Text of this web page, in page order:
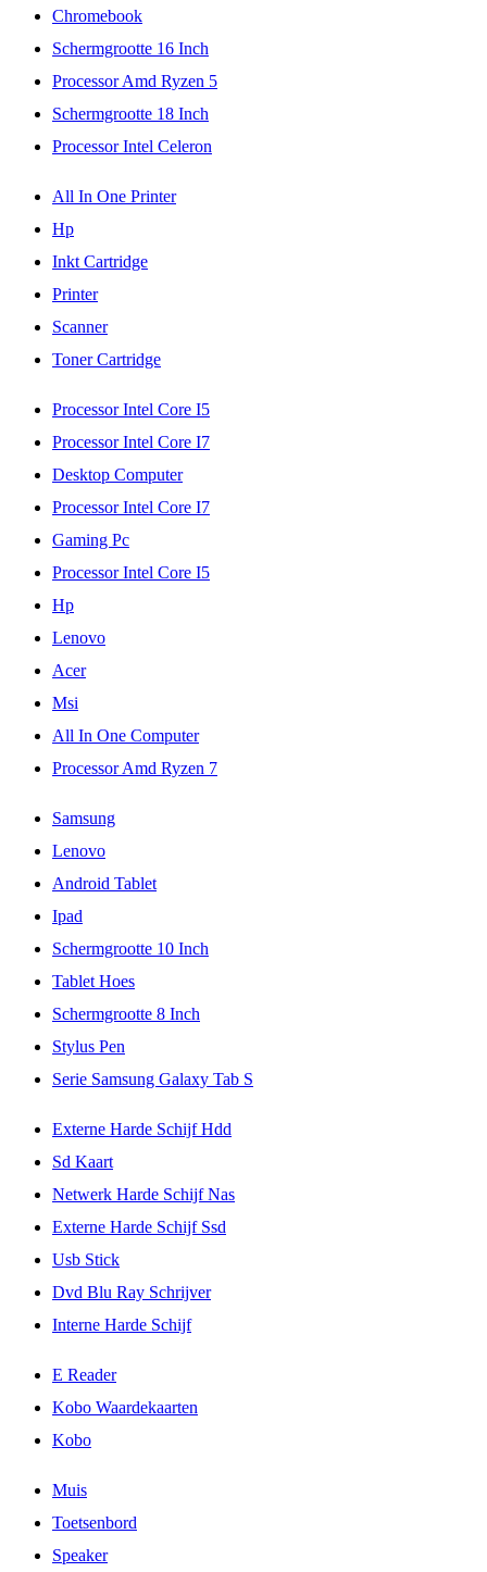
Chromebook
Schermgrootte 16 Inch
Processor Amd Ryzen 5
Schermgrootte 18 Inch
Processor Intel Celeron
All In One Printer
Hp
Inkt Cartridge
Printer
Scanner
Toner Cartridge
Processor Intel Core I5
Processor Intel Core I7
Desktop Computer
Processor Intel Core I7
Gaming Pc
Processor Intel Core I5
Hp
Lenovo
Acer
Msi
All In One Computer
Processor Amd Ryzen 7
Samsung
Lenovo
Android Tablet
Ipad
Schermgrootte 10 Inch
Tablet Hoes
Schermgrootte 8 Inch
Stylus Pen
Serie Samsung Galaxy Tab S
Externe Harde Schijf Hdd
Sd Kaart
Netwerk Harde Schijf Nas
Externe Harde Schijf Ssd
Usb Stick
Dvd Blu Ray Schrijver
Interne Harde Schijf
E Reader
Kobo Waardekaarten
Kobo
Muis
Toetsenbord
Speaker